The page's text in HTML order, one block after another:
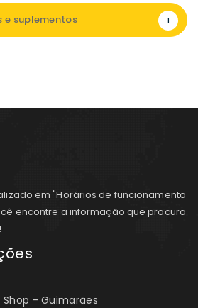
e suplementos 1
em "Horários de funcionamento
encontre a informação que procura
Shop - Guimarães